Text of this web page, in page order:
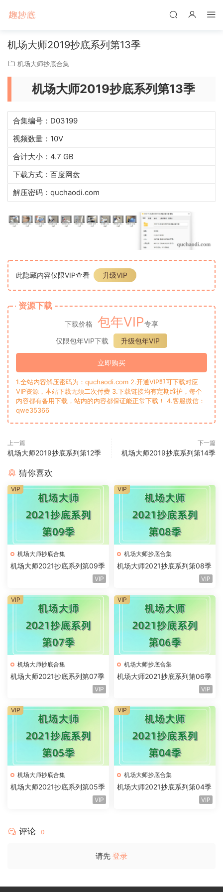
机场大师2019抄底系列第13季
机场大师抄底合集
机场大师2019抄底系列第13季
合集编号：D03199
视频数量：10V
合计大小：4.7 GB
下载方式：百度网盘
解压密码：quchaodi.com
此隐藏内容仅限VIP查看 升级VIP
资源下载
下载价格 包年VIP专享
仅限包年VIP下载
升级包年VIP
立即购买
1.全站内容解压密码为：quchaodi.com 2.开通VIP即可下载对应
VIP资源，本站下载无须二次付费 3.下载链接均有定期维护，每个
内容都有备用下载，站内的内容都保证能正常下载！ 4.客服微信：
qwe35366
上一篇
机场大师2019抄底系列第12季
下一篇
机场大师2019抄底系列第14季
猜你喜欢
机场大师抄底合集
机场大师2021抄底系列第09季
VIP
VIP
机场大师抄底合集
机场大师2021抄底系列第08季
VIP
VIP
机场大师抄底合集
机场大师2021抄底系列第07季
VIP
VIP
机场大师抄底合集
机场大师2021抄底系列第06季
VIP
VIP
机场大师抄底合集
机场大师2021抄底系列第05季
VIP
VIP
机场大师抄底合集
机场大师2021抄底系列第04季
VIP
VIP
评论 0
请先 登录